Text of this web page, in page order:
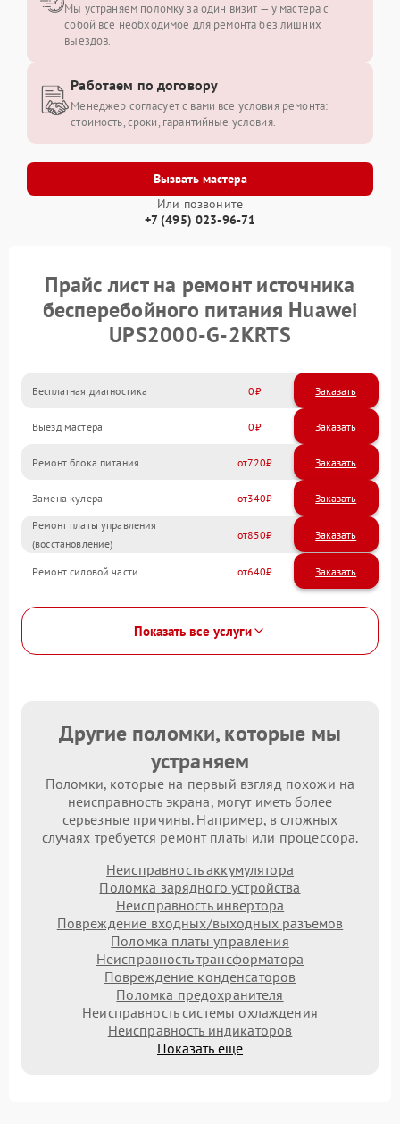
Вызвать мастера
Или позвоните
+7 (495) 023-96-71
Мы устраняем поломку за один визит — у мастера с
собой всё необходимое для ремонта без лишних
выездов.
Работаем по договору
Менеджер согласует с вами все условия ремонта:
стоимость, сроки, гарантийные условия.
Прайс лист на ремонт источника
бесперебойного питания Huawei
UPS2000-G-2KRTS
Бесплатная диагностика 0 Заказать
Выезд мастера 0 Заказать
Ремонт блока питания 720
Замена кулера 340
Ремонт платы управления
(восстановление)
850
Ремонт силовой части 640
Показать все услуги
Другие поломки, которые мы
устраняем
Поломки, которые на первый взгляд похожи на
неисправность экрана, могут иметь более
серьезные причины. Например, в сложных
случаях требуется ремонт платы или процессора.
Неисправность аккумулятора
Поломка зарядного устройства
Неисправность инвертора
Повреждение входных/выходных разъемов
Поломка платы управления
Неисправность трансформатора
Повреждение конденсаторов
Поломка предохранителя
Неисправность системы охлаждения
Неисправность индикаторов
Показать еще